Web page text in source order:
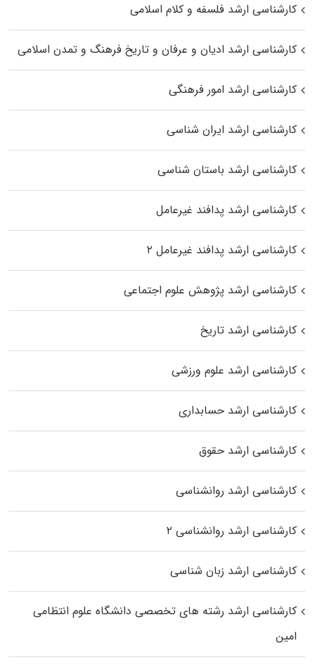
کارشناسی ارشد فلسفه و کلام اسلامی
کارشناسی ارشد ادیان و عرفان و تاریخ فرهنگ و تمدن اسلامی
کارشناسی ارشد امور فرهنگی
کارشناسی ارشد ایران شناسی
کارشناسی ارشد باستان شناسی
کارشناسی ارشد پدافند غیرعامل
کارشناسی ارشد پدافند غیرعامل ۲
کارشناسی ارشد پژوهش علوم اجتماعی
کارشناسی ارشد تاریخ
کارشناسی ارشد علوم ورزشی
کارشناسی ارشد حسابداری
کارشناسی ارشد حقوق
کارشناسی ارشد روانشناسی
کارشناسی ارشد روانشناسی ۲
کارشناسی ارشد زبان شناسی
کارشناسی ارشد رﺷﺘﻪ ﻫﺎی تخصصی داﻧﺸﮕﺎه ﻋﻠﻮم انتظامی
اﻣﻴﻦ